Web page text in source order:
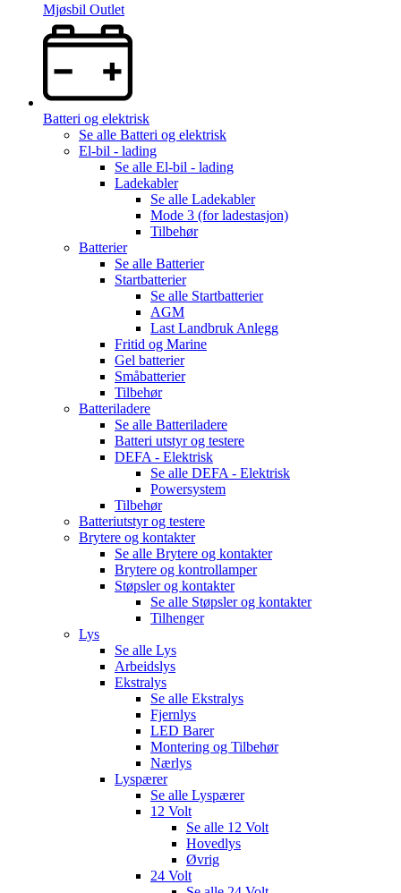
Mjøsbil Outlet
Batteri og elektrisk
Se alle Batteri og elektrisk
El-bil - lading
Se alle El-bil - lading
Ladekabler
Se alle Ladekabler
Mode 3 (for ladestasjon)
Tilbehør
Batterier
Se alle Batterier
Startbatterier
Se alle Startbatterier
AGM
Last Landbruk Anlegg
Fritid og Marine
Gel batterier
Småbatterier
Tilbehør
Batteriladere
Se alle Batteriladere
Batteri utstyr og testere
DEFA - Elektrisk
Se alle DEFA - Elektrisk
Powersystem
Tilbehør
Batteriutstyr og testere
Brytere og kontakter
Se alle Brytere og kontakter
Brytere og kontrollamper
Støpsler og kontakter
Se alle Støpsler og kontakter
Tilhenger
Lys
Se alle Lys
Arbeidslys
Ekstralys
Se alle Ekstralys
Fjernlys
LED Barer
Montering og Tilbehør
Nærlys
Lyspærer
Se alle Lyspærer
12 Volt
Se alle 12 Volt
Hovedlys
Øvrig
24 Volt